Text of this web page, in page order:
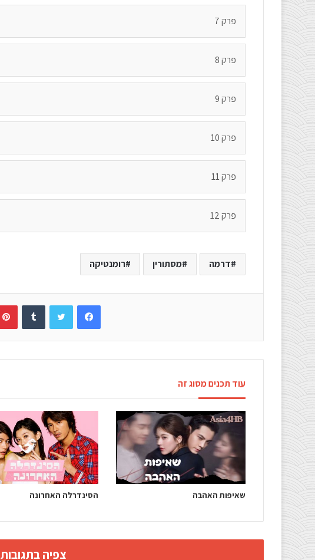
פרק 7
פרק 8
פרק 9
פרק 10
פרק 11
פרק 12
דרמה מסתורין רומנטיקה
Facebook
עוד תכנים מסוג זה
שאיפות האהבה הסינדרלה האחרונה
צפיה בתגובות